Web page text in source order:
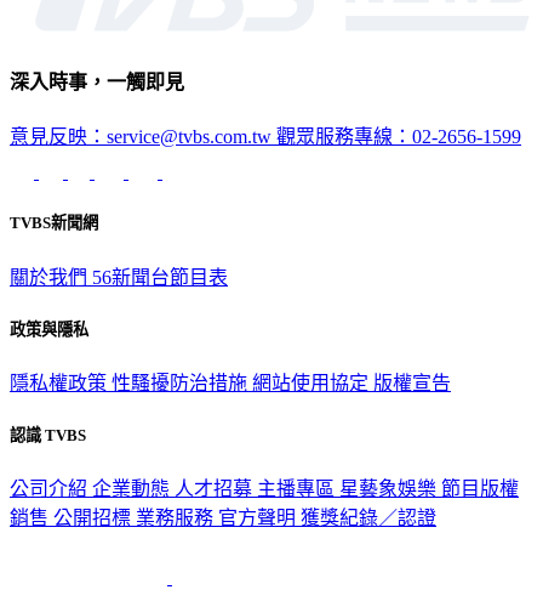
深入時事，一觸即見
意見反映：service@tvbs.com.tw 觀眾服務專線：02-2656-1599
TVBS新聞網
關於我們 56新聞台節目表
政策與隱私
隱私權政策 性騷擾防治措施 網站使用協定 版權宣告
認識 TVBS
公司介紹 企業動態 人才招募 主播專區 星藝象娛樂 節目版權
銷售 公開招標 業務服務 官方聲明 獲獎紀錄／認證